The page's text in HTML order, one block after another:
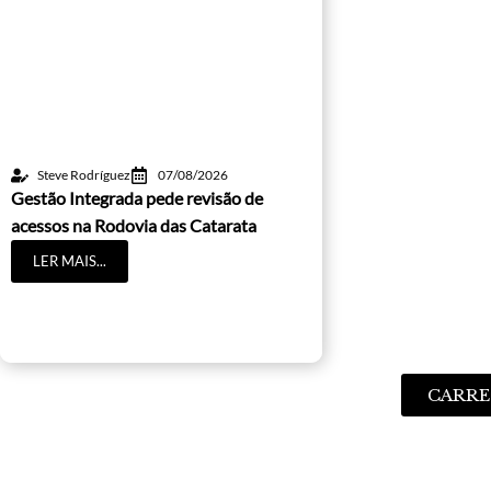
Steve Rodríguez 07/08/2026
Gestão Integrada pede revisão de
acessos na Rodovia das Catarata
LER MAIS...